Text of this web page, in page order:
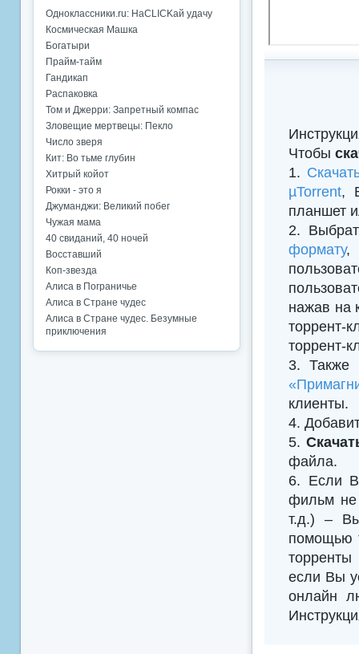
Чтобы
1.
µTorrent,
планшет
2.
формату,
нажав на
торрент-
торрент-
3. Также
клиенты.
4.
5.
файла.
6. Если
фильм не
т.д.) –
помощью
если Вы
онлайн
Одноклассники.ru: НаCLICKай удачу
Космическая Машка
Богатыри
Прайм-тайм
Гандикап
Распаковка
Том и Джерри: Запретный компас
Зловещие мертвецы: Пекло
Число зверя
Кит: Во тьме глубин
Хитрый койот
Рокки - это я
Джуманджи: Великий побег
Чужая мама
40 свиданий, 40 ночей
Восставший
Коп-звезда
Алиса в Пограничье
Алиса в Стране чудес
Алиса в Стране чудес. Безумные
приключения